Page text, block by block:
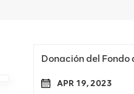
Donación del Fondo
APR 19, 2023